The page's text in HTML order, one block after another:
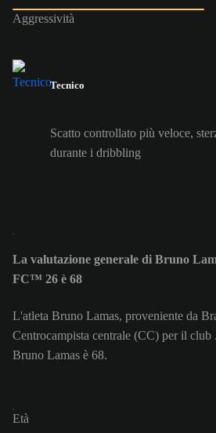
Aggressività
Tecnico
Scatto controllato più veloce,
durante i dribbling
La valutazione generale di Bruno
FC™ 26 è 68
L'atleta Bruno Lamas, proveniente da
Centrocampista centrale (CC) per il
Bruno Lamas è 68.
Età